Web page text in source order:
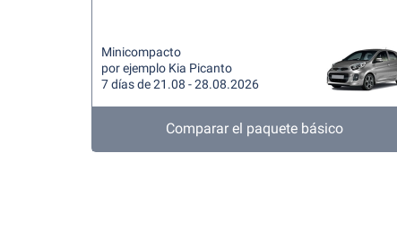
Minicompacto
por ejemplo Kia Picanto
7 días de 21.08 - 28.08.2026
Comparar el paquete básico